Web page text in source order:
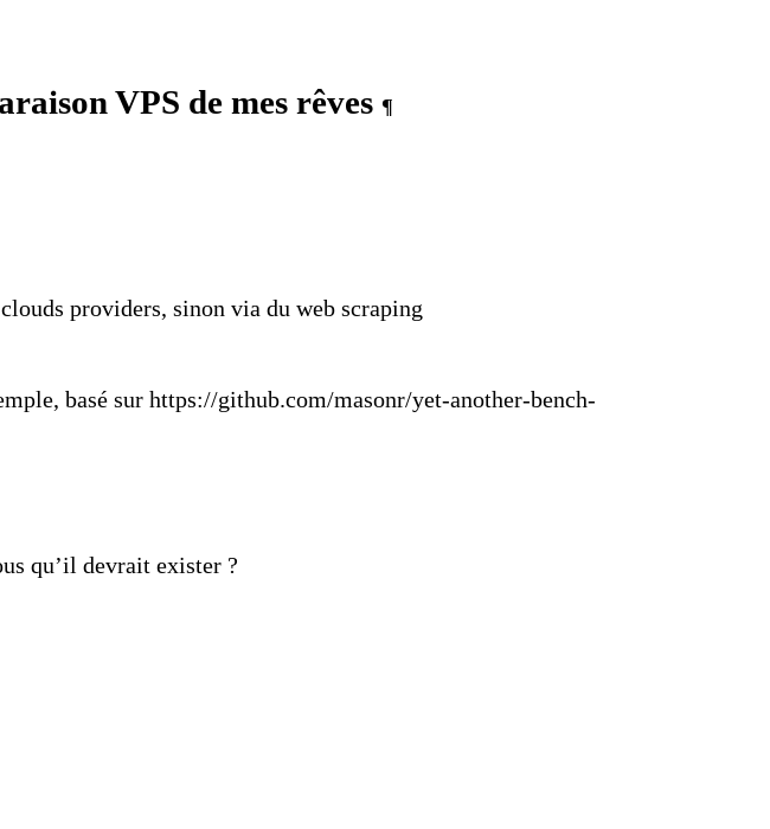
VPS de mes rêves ¶
providers, sinon via du web scraping
basé sur https://github.com/masonr/yet-another-bench-
qu’il devrait exister ?